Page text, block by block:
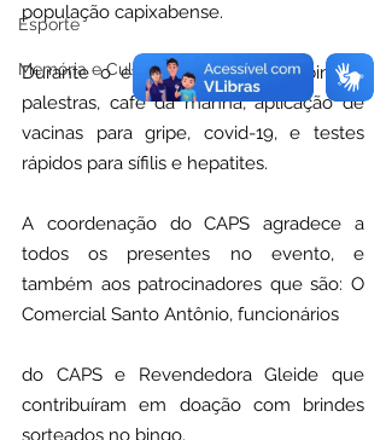
Esporte
Memória e Cultura
população capixabense.
Durante o evento foi realizada bingos,
palestras, café da manhã, aplicação de
vacinas para gripe, covid-19, e testes
rápidos para sífilis e hepatites.
A coordenação do CAPS agradece a
todos os presentes no evento, e
também aos patrocinadores que são: O
Comercial Santo Antônio, funcionários
do CAPS e Revendedora Gleide que
contribuíram em doação com brindes
sorteados no bingo.